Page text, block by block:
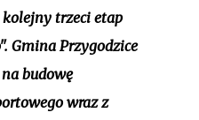
trzeci etap
Gmina Przygodzice
budowę
wraz z